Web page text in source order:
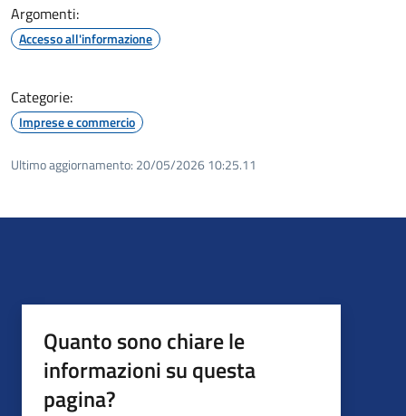
Argomenti:
Accesso all'informazione
Categorie:
Imprese e commercio
Ultimo aggiornamento: 20/05/2026 10:25.11
Quanto sono chiare le
informazioni su questa
pagina?